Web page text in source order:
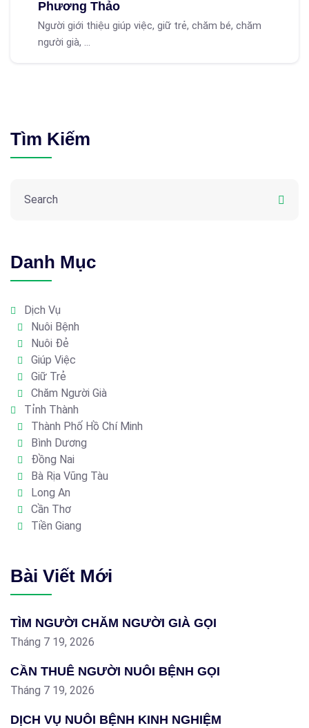
Phương Thảo
Người giới thiệu giúp việc, giữ trẻ, chăm bé, chăm
người già, ...
Tìm Kiếm
Danh Mục
Dịch Vụ
Nuôi Bệnh
Nuôi Đẻ
Giúp Việc
Giữ Trẻ
Chăm Người Già
Tỉnh Thành
Thành Phố Hồ Chí Minh
Bình Dương
Đồng Nai
Bà Rịa Vũng Tàu
Long An
Cần Thơ
Tiền Giang
Bài Viết Mới
TÌM NGƯỜI CHĂM NGƯỜI GIÀ GỌI
Tháng 7 19, 2026
CẦN THUÊ NGƯỜI NUÔI BỆNH GỌI
Tháng 7 19, 2026
DỊCH VỤ NUÔI BỆNH KINH NGHIỆM